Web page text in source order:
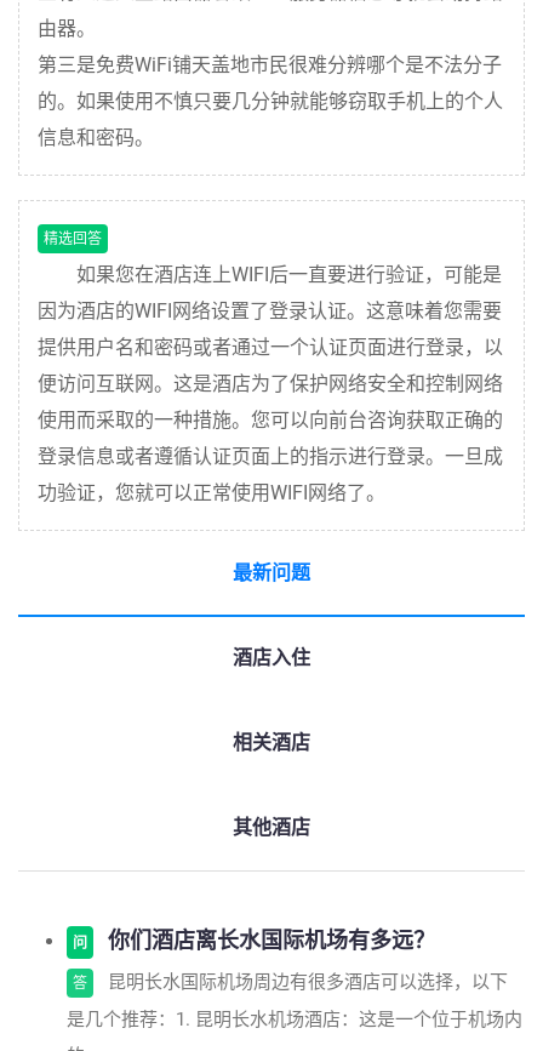
由器。
第三是免费WiFi铺天盖地市民很难分辨哪个是不法分子
的。如果使用不慎只要几分钟就能够窃取手机上的个人
信息和密码。
精选回答
如果您在酒店连上WIFI后一直要进行验证，可能是
因为酒店的WIFI网络设置了登录认证。这意味着您需要
提供用户名和密码或者通过一个认证页面进行登录，以
便访问互联网。这是酒店为了保护网络安全和控制网络
使用而采取的一种措施。您可以向前台咨询获取正确的
登录信息或者遵循认证页面上的指示进行登录。一旦成
功验证，您就可以正常使用WIFI网络了。
最新问题
酒店入住
相关酒店
其他酒店
问 你们酒店离长水国际机场有多远？
答
昆明长水国际机场周边有很多酒店可以选择，以下
是几个推荐：1. 昆明长水机场酒店：这是一个位于机场内